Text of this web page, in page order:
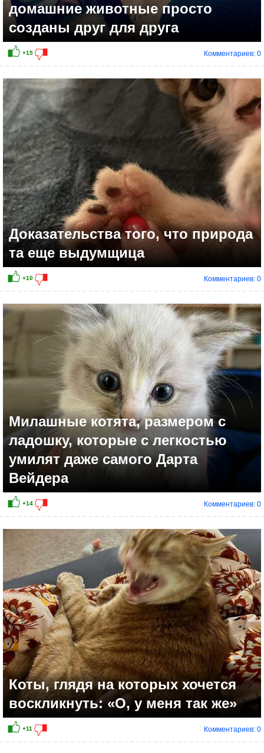
+13
+9
домашние животные просто
созданы друг для друга
Комментариев: 0
Доказательства того, что природа
та еще выдумщица
Комментариев: 0
Милашные котята, размером с
ладошку, которые с легкостью
умилят даже самого Дарта
Вейдера
Комментариев: 0
Коты, глядя на которых хочется
воскликнуть: «О, у меня так же»
Комментариев: 0